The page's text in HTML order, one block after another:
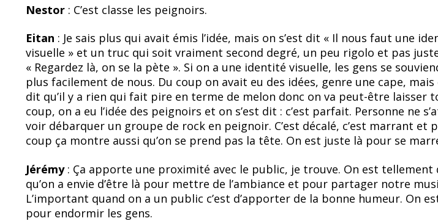
Nestor : C’est classe les peignoirs.
Eitan : Je sais plus qui avait émis l’idée, mais on s’est dit « Il nous faut une
visuelle » et un truc qui soit vraiment second degré, un peu rigolo et pas
« Regardez là, on se la pète ». Si on a une identité visuelle, les gens se
plus facilement de nous. Du coup on avait eu des idées, genre une cape, mais
dit qu’il y a rien qui fait pire en terme de melon donc on va peut-être laisser
coup, on a eu l’idée des peignoirs et on s’est dit : c’est parfait. Personne ne
voir débarquer un groupe de rock en peignoir. C’est décalé, c’est marrant et
coup ça montre aussi qu’on se prend pas la tête. On est juste là pour se
Jérémy : Ça apporte une proximité avec le public, je trouve. On est tellement
qu’on a envie d’être là pour mettre de l’ambiance et pour partager notre
L’important quand on a un public c’est d’apporter de la bonne humeur. On
pour endormir les gens.